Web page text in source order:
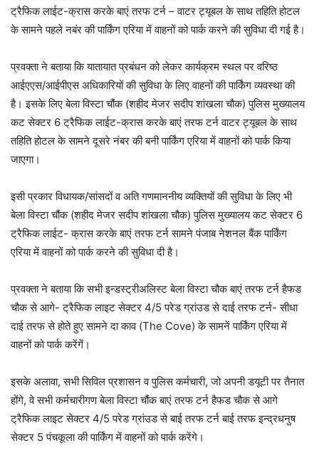
ट्रैफिक लाईट-क्रास करके बाएं तरफ टर्न – वाटर ट्यूबल के साथ तहिति होटल
के सामने पहले नबंर की पार्किंग एरिया में वाहनों को पार्क करने की सुविधा दी गई है।
प्रवक्ता ने बताया कि यातायात प्रबंधन को लेकर कार्यक्रम स्थल पर वरिष्ठ
आईएएस/आईपीएस अधिकारियों की सुविधा के लिए वाहनों की पार्किंग व्यवस्था की
है। इसके लिए बेला विस्टा चौंक (शहीद मेजर सदीप शांखला चौक) पुलिस मुख्यालय
कट सेक्टर 6 ट्रैफिक लाईट-क्रास करके बाएं तरफ टर्न वाटर ट्यूबल के साथ
तहिति होटल के सामने दूसरे नंबर की बनी पार्किंग एरिया में वाहनों को पार्क किया
जाएगा।
इसी प्रकार विधायक/सांसदों व अति गणमाननीय व्यक्तियों की सुविधा के लिए भी
बेला विस्टा चौंक (शहीद मेजर सदीप शांखला चौक) पुलिस मुख्यालय कट सेक्टर 6
ट्रैफिक लाईट- क्रास करके बाएं तरफ टर्न सामने पंजाब नेशनल बैंक पार्किंग
एरिया में वाहनों को पार्क करने की सुविधा दी है।
प्रवक्ता ने बताया कि सभी इन्डस्ट्रीअलिस्ट बेला विस्टा चौक बाएं तरफ टर्न हैफड
चौक से आगे- ट्रैफिक लाइट सेक्टर 4/5 परेड ग्रांउड से दाई तरफ टर्न- सीधा
दाई तरफ से होते हुए सामने दा काव (The Cove) के सामनें पार्किंग एरिया में
वाहनों को पार्क करेंगें।
इसके अलावा, सभी सिविल प्रशासन व पुलिस कर्मचारी, जो अपनी डयूटी पर तैनात
होंगे, वे सभी कर्मचारीगण बेला विस्टा चौंक बाएं तरफ टर्न हैफड चौक से आगे
ट्रैफिक लाइट सेक्टर 4/5 परेड ग्रांउड से बाई तरफ टर्न बाई तरफ इन्द्रधनुष
सेक्टर 5 पंचकूला की पार्किंग में वाहनों को पार्क करेंगे।